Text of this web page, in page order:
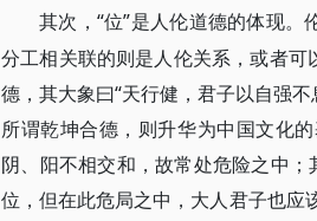
其次， “位”是人伦道德的体现
分工相关联的则是人伦关系，或者
德，其大象曰“天行健，君子以自强
所谓乾坤合德，则升华为中国文化
阴、阳不相交和，故常处危险之中
位，但在此危局之中，大人君子也应